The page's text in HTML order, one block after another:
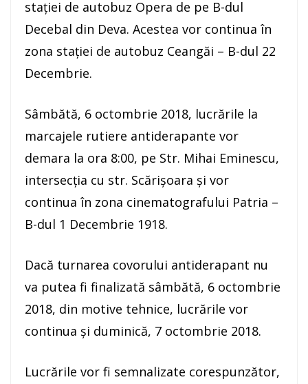
stației de autobuz Opera de pe B-dul
Decebal din Deva. Acestea vor continua în
zona stației de autobuz Ceangăi – B-dul 22
Decembrie.
Sâmbătă, 6 octombrie 2018, lucrările la
marcajele rutiere antiderapante vor
demara la ora 8:00, pe Str. Mihai Eminescu,
intersecția cu str. Scărișoara și vor
continua în zona cinematografului Patria –
B-dul 1 Decembrie 1918.
Dacă turnarea covorului antiderapant nu
va putea fi finalizată sâmbătă, 6 octombrie
2018, din motive tehnice, lucrările vor
continua și duminică, 7 octombrie 2018.
Lucrările vor fi semnalizate corespunzător,